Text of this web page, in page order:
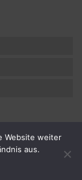
Website weiter
aus.